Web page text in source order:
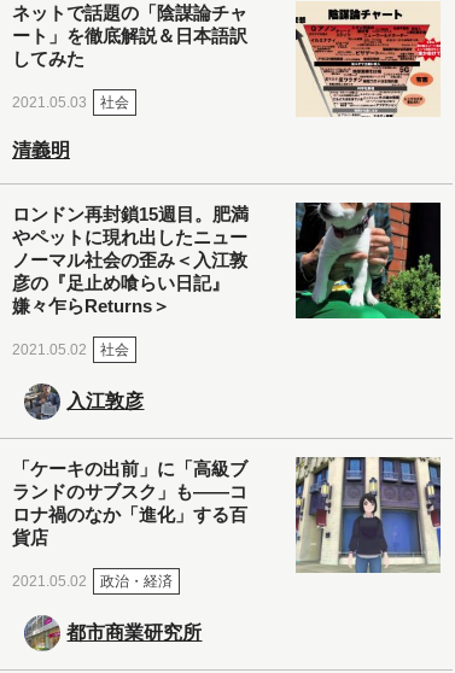
ネットで話題の「陰謀論チャ
ート」を徹底解説＆日本語訳
してみた
2021.05.03 社会
清義明
ロンドン再封鎖15週目。肥満
やペットに現れ出したニュー
ノーマル社会の歪み＜入江敦
彦の『足止め喰らい日記』
嫌々乍らReturns＞
2021.05.02 社会
入江敦彦
「ケーキの出前」に「高級ブ
ランドのサブスク」も――コ
ロナ禍のなか「進化」する百
貨店
2021.05.02 政治・経済
都市商業研究所